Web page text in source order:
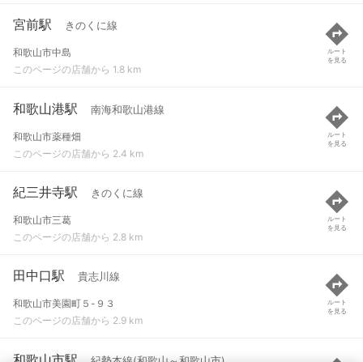
宮前駅 きのくに線
和歌山市中島
このページの店舗から 1.8 km
ルート
を見る
和歌山港駅 南海和歌山港線
和歌山市薬種畑
このページの店舗から 2.4 km
ルート
を見る
紀三井寺駅 きのくに線
和歌山市三葛
このページの店舗から 2.8 km
ルート
を見る
田中口駅 貴志川線
和歌山市美園町５-９３
このページの店舗から 2.9 km
ルート
を見る